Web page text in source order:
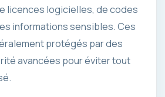
licences logicielles, de codes
informations sensibles. Ces
protégés par des
avancées pour éviter tout